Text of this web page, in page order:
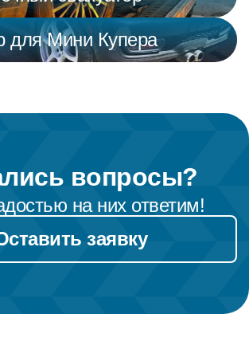
для Мини Купера
вопросы?
на них ответим!
заявку